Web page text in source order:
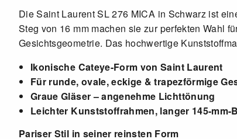
Die Saint Laurent SL 276 MICA in Schwarz ist
Steg von 16 mm machen sie zur perfekten Wahl
Gesichtsgeometrie. Das hochwertige
Ikonische Cateye-Form von Saint Laurent
Für runde, ovale, eckige & trapezförmige
Graue Gläser – angenehme Lichttönung
Leichter Kunststoffrahmen, langer 145-mm-
Pariser Stil in seiner reinsten Form